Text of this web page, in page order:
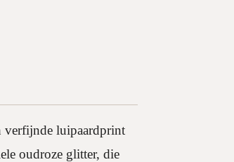
verfijnde luipaardprint
oudroze glitter, die